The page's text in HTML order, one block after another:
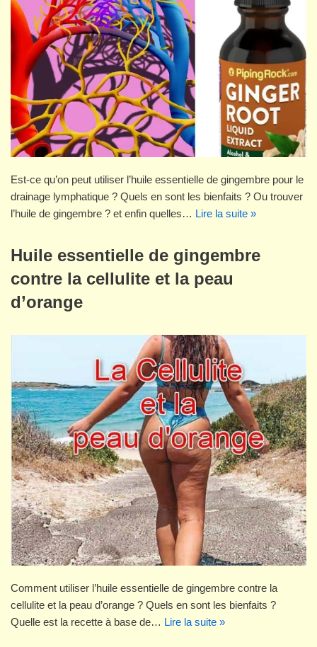
Est-ce qu’on peut utiliser l’huile essentielle de gingembre pour le
drainage lymphatique ? Quels en sont les bienfaits ? Ou trouver
l’huile de gingembre ? et enfin quelles… Lire la suite »
Huile essentielle de gingembre
contre la cellulite et la peau
d’orange
Comment utiliser l’huile essentielle de gingembre contre la
cellulite et la peau d’orange ? Quels en sont les bienfaits ?
Quelle est la recette à base de… Lire la suite »